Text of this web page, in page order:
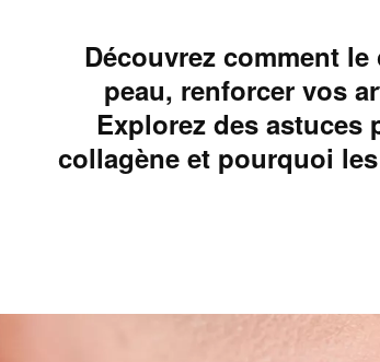
Découvrez comment
peau, renforcer vos
Explorez des
collagène et pourquoi